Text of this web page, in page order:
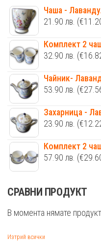
Чаша -
21.90 лв.
Комплект 2
32.90 лв.
Чайник-
53.90 лв.
Захарница -
23.90 лв.
Комплект 2
57.90 лв.
СРАВНИ ПРОДУКТ
В момента нямате
Изтрий всички